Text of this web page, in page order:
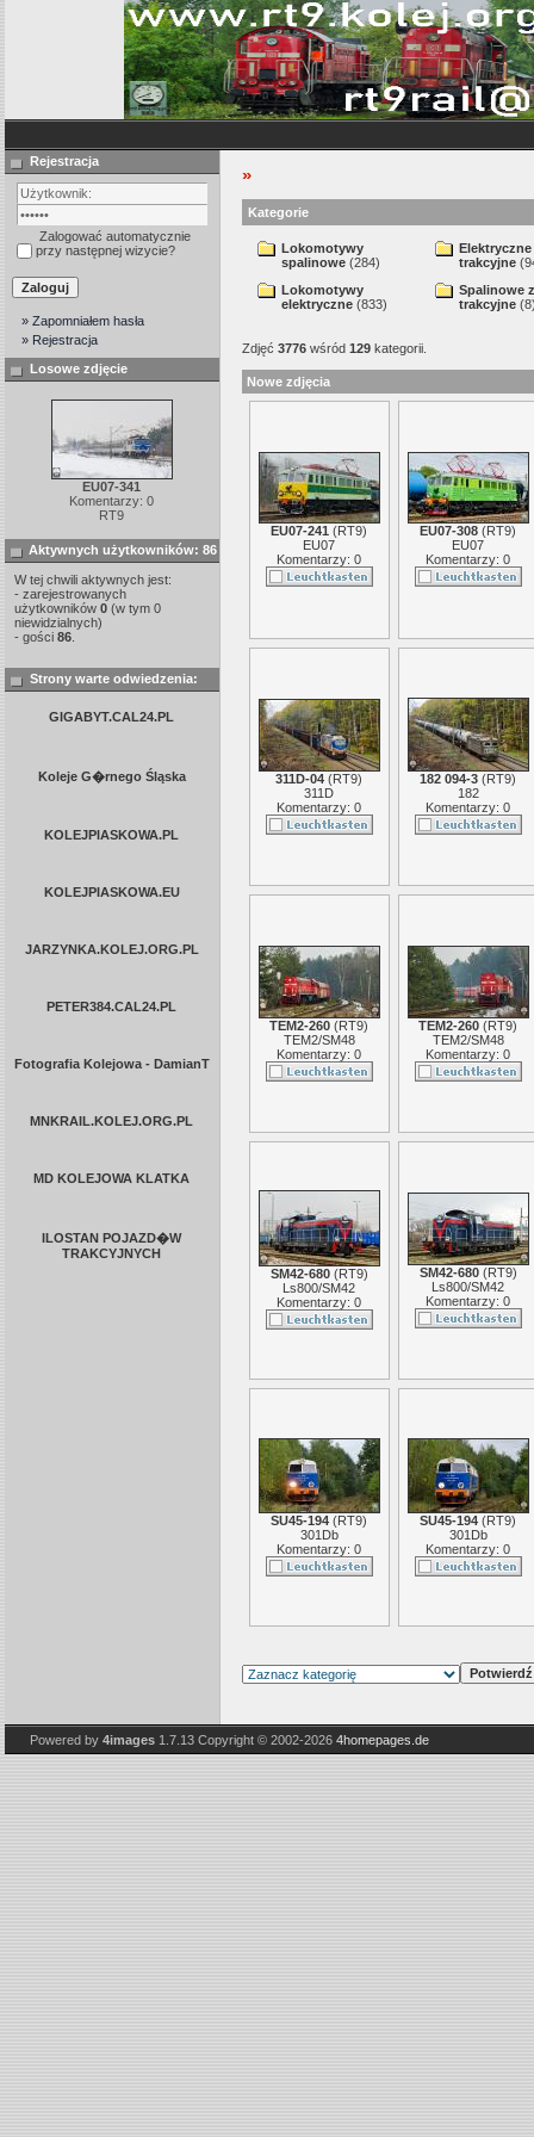
Rejestracja
Zalogować automatycznie
przy następnej wizycie?
» Zapomniałem hasła
» Rejestracja
Losowe zdjęcie
EU07-341
Komentarzy: 0
RT9
Aktywnych użytkowników: 86
W tej chwili aktywnych jest:
- zarejestrowanych
użytkowników 0(w tym 0
niewidzialnych)
- gości 86.
Strony warte odwiedzenia:
GIGABYT.CAL24.PL
Koleje G�rnego Śląska
KOLEJPIASKOWA.PL
KOLEJPIASKOWA.EU
JARZYNKA.KOLEJ.ORG.PL
PETER384.CAL24.PL
Fotografia Kolejowa - DamianT
MNKRAIL.KOLEJ.ORG.PL
MD KOLEJOWA KLATKA
ILOSTAN POJAZD�W
TRAKCYJNYCH
»
Kategorie
Lokomotywy
spalinowe(284)
Lokomotywy
elektryczne(833)
Elektryczne
trakcyjne
Spalinowe
trakcyjne
Zdjęć 3776wśród 129kategorii.
Nowe zdjęcia
EU07-241 (RT9)
EU07
Komentarzy: 0
EU07-308 (RT9)
EU07
Komentarzy: 0
311D-04 (RT9)
311D
Komentarzy: 0
182 094-3 (RT9)
182
Komentarzy: 0
TEM2-260 (RT9)
TEM2/SM48
Komentarzy: 0
TEM2-260 (RT9)
TEM2/SM48
Komentarzy: 0
SM42-680(RT9)
Ls800/SM42
Komentarzy: 0
SM42-680(RT9)
Ls800/SM42
Komentarzy: 0
SU45-194 (RT9)
301Db
Komentarzy: 0
SU45-194 (RT9)
301Db
Komentarzy: 0
Powered by 4images1.7.13 Copyright © 2002-2026 4homepages.de